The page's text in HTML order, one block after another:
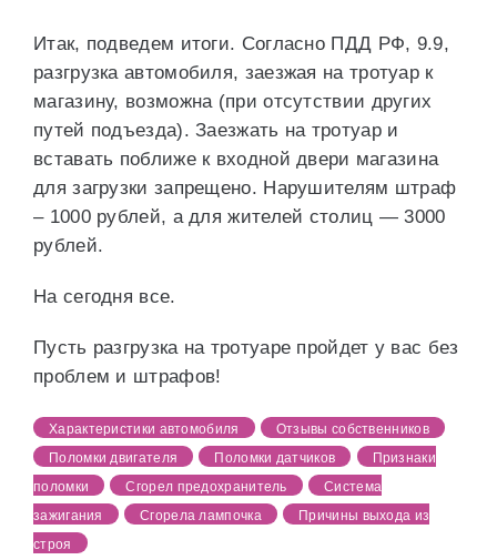
Итак, подведем итоги. Согласно ПДД РФ, 9.9,
разгрузка автомобиля, заезжая на тротуар к
магазину, возможна (при отсутствии других
путей подъезда). Заезжать на тротуар и
вставать поближе к входной двери магазина
для загрузки запрещено. Нарушителям штраф
– 1000 рублей, а для жителей столиц — 3000
рублей.
На сегодня все.
Пусть разгрузка на тротуаре пройдет у вас без
проблем и штрафов!
Характеристики автомобиля
Отзывы собственников
Поломки двигателя
Поломки датчиков
Признаки
поломки
Сгорел предохранитель
Система
зажигания
Сгорела лампочка
Причины выхода из
строя